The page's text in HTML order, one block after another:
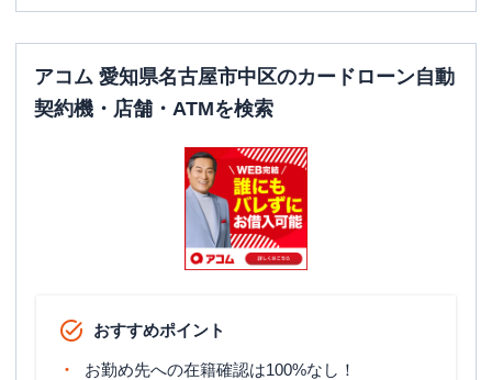
アコム 愛知県名古屋市中区のカードローン自動
契約機・店舗・ATMを検索
おすすめポイント
お勤め先への在籍確認は100%なし！